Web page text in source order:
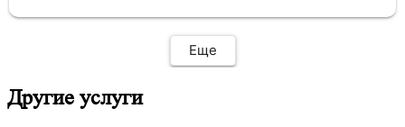
Еще
Другие услуги